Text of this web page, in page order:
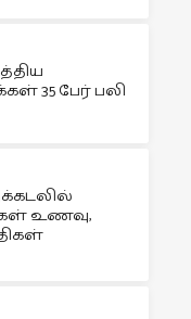
35 பேர் பலி
உணவு,